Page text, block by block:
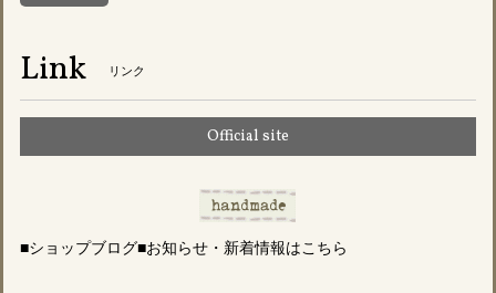
Link リンク
Official site
■ショップブログ■お知らせ・新着情報はこちら